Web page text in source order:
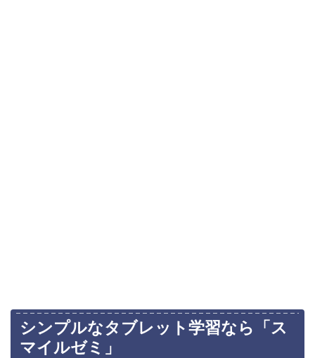
シンプルなタブレット学習なら「ス
マイルゼミ」